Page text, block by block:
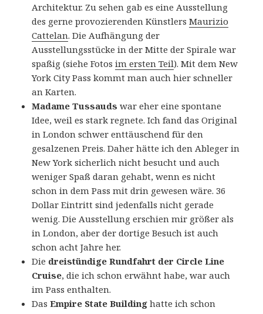
Architektur. Zu sehen gab es eine Ausstellung
des gerne provozierenden KünstlersMaurizio
Cattelan. Die Aufhängung der
Ausstellungsstücke in der Mitte der Spirale war
spaßig (siehe Fotosim ersten Teil). Mit dem New
York City Pass kommt man auch hier schneller
an Karten.
Madame Tussauds war eher eine spontane
Idee, weil es stark regnete. Ich fand das Original
in London schwer enttäuschend für den
gesalzenen Preis. Daher hätte ich den Ableger in
New York sicherlich nicht besucht und auch
weniger Spaß daran gehabt, wenn es nicht
schon in dem Pass mit drin gewesen wäre. 36
Dollar Eintritt sind jedenfalls nicht gerade
wenig. Die Ausstellung erschien mir größer als
in London, aber der dortige Besuch ist auch
schon acht Jahre her.
Die dreistündige Rundfahrt der Circle Line
Cruise, die ich schon erwähnt habe, war auch
im Pass enthalten.
DasEmpire State Building hatte ich schon